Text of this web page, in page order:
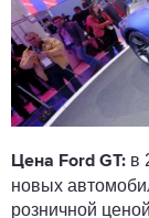
Цена Ford GT: в
новых
розничной